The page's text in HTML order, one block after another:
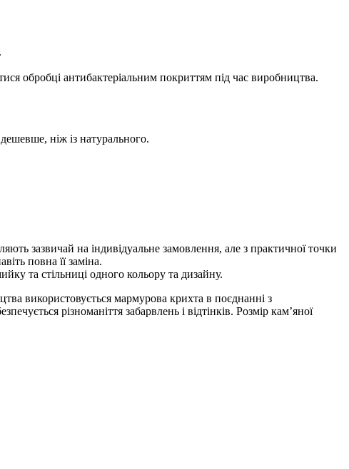
обробці антибактеріальним покриттям під час виробництва.
ніж із натурального.
зазвичай на індивідуальне замовлення, але з практичної точки
повна її заміна.
та стільниці одного кольору та дизайну.
використовується мармурова крихта в поєднанні з
різноманіття забарвлень і відтінків. Розмір кам’яної